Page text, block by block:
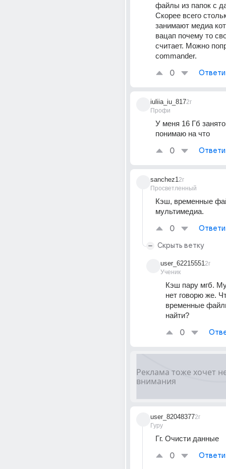
файлы из папок с
Скорее всего
занимают медиа
вацап почему то
считает. Можно
commander.
0
iuliia_iu_817
Профи
2г
У меня 16 Гб
понимаю на что
0
sanchez1
Просветленный
2г
Кэш, временные
мультимедиа.
0
Скрыть ветку
user_62215551
Ученик
2г
Кэш пару мгб.
нет говорю же.
временные
найти?
0
user_82048377
Гуру
2г
Гг. Очисти данные
0